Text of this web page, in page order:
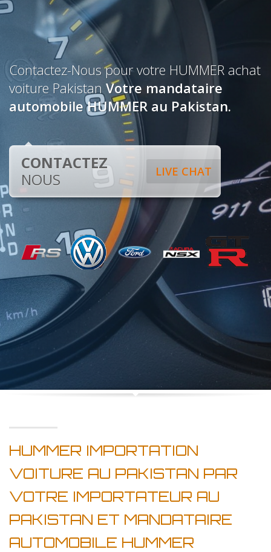
Contactez-Nous pour votre HUMMER achat
voiture Pakistan Votre mandataire
automobile HUMMER au Pakistan.
LIVE CHAT
CONTACTEZ
NOUS
HUMMER IMPORTATION
VOITURE AU PAKISTAN PAR
VOTRE IMPORTATEUR AU
PAKISTAN ET MANDATAIRE
AUTOMOBILE HUMMER